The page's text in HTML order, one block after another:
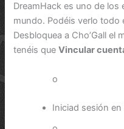
DreamHack es uno de
mundo. Podéis verlo
Desbloquea a Cho’Gall el
tenéis queVincular
o
Iniciad sesión